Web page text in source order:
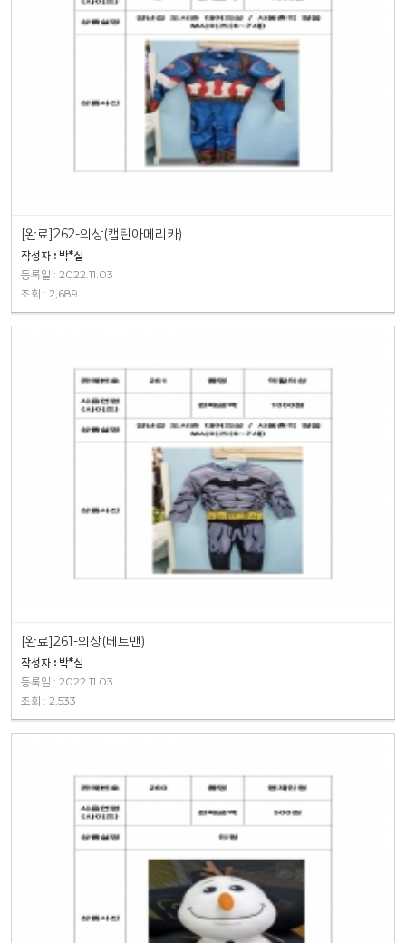
[완료]262-의상(캡틴아메리카)
작성자 : 박*실
등록일 : 2022.11.03
조회 : 2,689
[완료]261-의상(베트맨)
작성자 : 박*실
등록일 : 2022.11.03
조회 : 2,533